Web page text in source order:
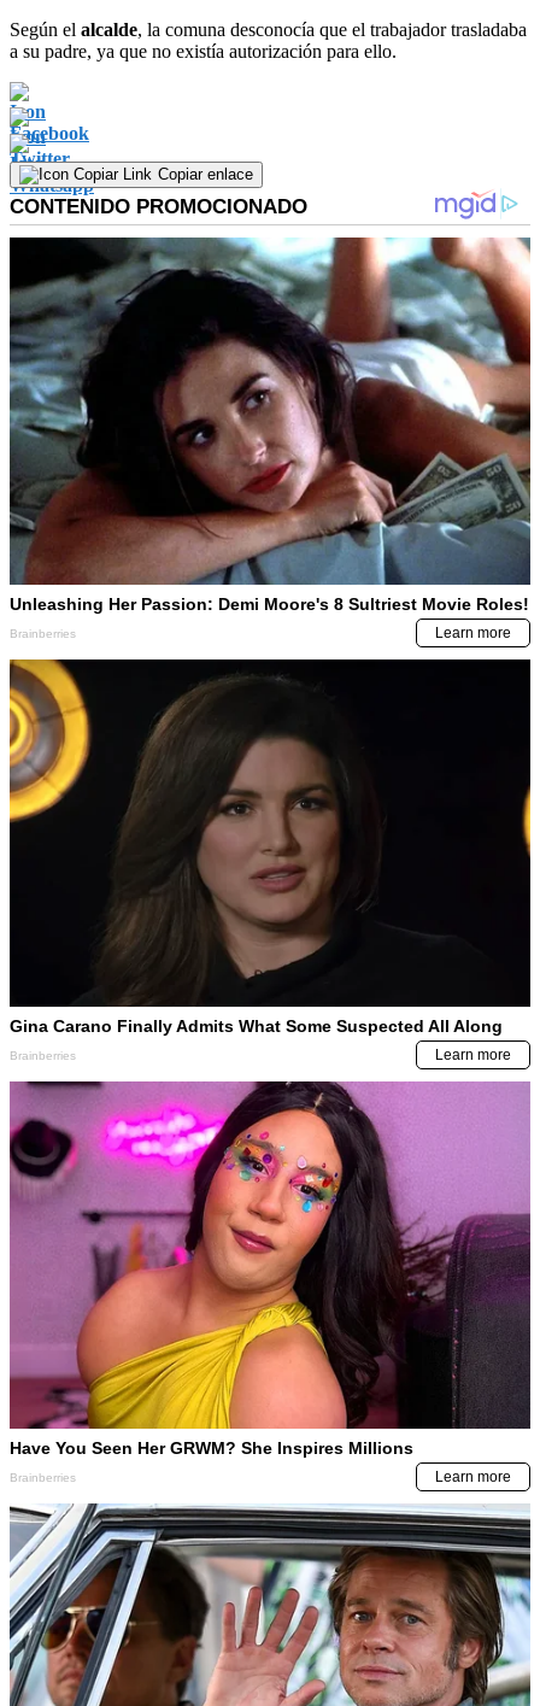
Según el alcalde, la comuna desconocía que el trabajador trasladaba
a su padre, ya que no existía autorización para ello.
Copiar enlace